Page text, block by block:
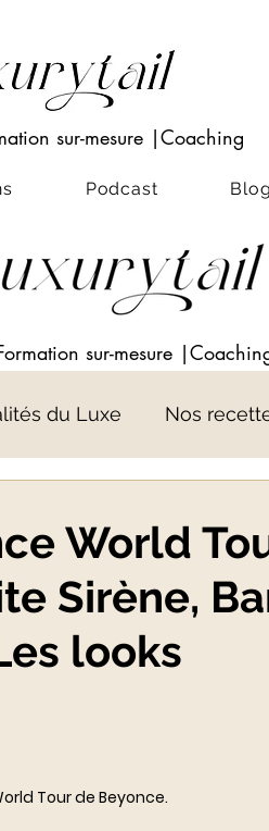
sur-mesure |Coaching
Podcast
sur-mesure
du Luxe Nos
Actualités du Luxe
World
Sirène,
looks
Tour de Beyonce.